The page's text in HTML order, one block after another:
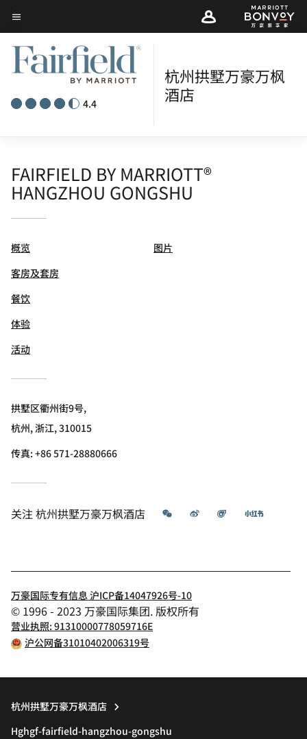
Skip
to
main
content
菜单文本
4.4
杭州拱墅万豪万枫
酒店
FAIRFIELD BY MARRIOTT®
HANGZHOU GONGSHU
概览
客房及套房
餐饮
体验
活动
图片
拱墅区衢州街9号,
杭州, 浙江, 310015
传真:+86 571-28880666
关注杭州拱墅万豪万枫酒店 微信 微博 飞猪 小红书
万豪国际专有信息 沪ICP备14047926号-10
© 1996 - 2023 万豪国际集团. 版权所有
营业执照: 91310000778059716E
沪公网备31010402006319号
杭州拱墅万豪万枫酒店
Hghgf-fairfield-hangzhou-gongshu